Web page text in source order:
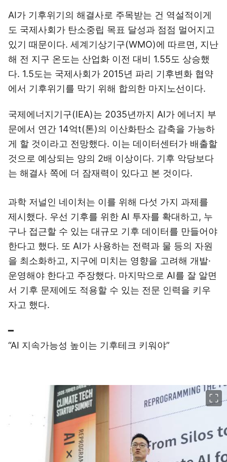
AI가 기후위기의 해결사로 주목받는 건 역설적이게
도 국제사회가 탄소중립 목표 달성과 점점 멀어지고
있기 때문이다. 세계기상기구(WMO)에 따르면, 지난
해 전 지구 온도는 산업화 이전 대비 1.55도 상승했
다. 1.5도는 국제사회가 2015년 파리 기후변화 협약
에서 기후위기를 막기 위해 합의한 마지노선이다.
국제에너지기구(IEA)는 2035년까지 AI가 에너지 부
문에서 연간 14억t(톤)의 이산화탄소 감축을 가능하
게 할 것이라고 전망했다. 이는 데이터센터가 배출할
것으로 예상되는 양의 2배 이상이다. 기후 악당보다
는 해결사 쪽에 더 잠재력이 있다고 본 것이다.
과학 저널인 네이처는 이를 위해 다섯 가지 과제를
제시했다. 우선 기후를 위한 AI 투자를 확대하고, 누
구나 접근할 수 있는 대규모 기후 데이터를 만들어야
한다고 했다. 또 AI가 사용하는 전력과 물 등의 자원
을 최소화하고, 지구에 미치는 영향을 고려해 개발·
운영해야 한다고 주장했다. 마지막으로 AI를 잘 알면
서 기후 문제에도 적용할 수 있는 전문 인력을 키우
자고 했다.
━
“AI 지속가능성 높이는 기후테크 키워야”